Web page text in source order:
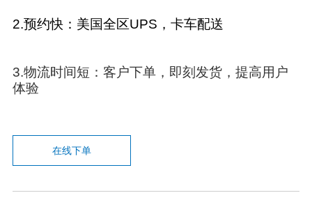
2.预约快：美国全区UPS ，卡车配送
3.物流时间短：客户下单，即刻发货，提高用户
体验
在线下单